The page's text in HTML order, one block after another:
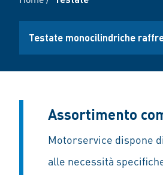
Testate monocilindriche
Assortimento
Motorservice dispone
alle necessità